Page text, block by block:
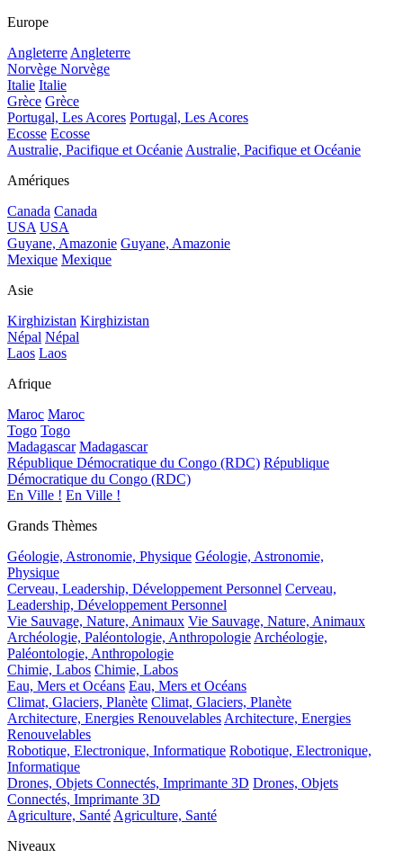
Europe
Angleterre Angleterre
Norvège Norvège
Italie Italie
Grèce Grèce
Portugal, Les Acores Portugal, Les Acores
Ecosse Ecosse
Australie, Pacifique et Océanie Australie, Pacifique et Océanie
Amériques
Canada Canada
USA USA
Guyane, Amazonie Guyane, Amazonie
Mexique Mexique
Asie
Kirghizistan Kirghizistan
Népal Népal
Laos Laos
Afrique
Maroc Maroc
Togo Togo
Madagascar Madagascar
République Démocratique du Congo (RDC) République
Démocratique du Congo (RDC)
En Ville ! En Ville !
Grands Thèmes
Géologie, Astronomie, Physique Géologie, Astronomie,
Physique
Cerveau, Leadership, Développement Personnel Cerveau,
Leadership, Développement Personnel
Vie Sauvage, Nature, Animaux Vie Sauvage, Nature, Animaux
Archéologie, Paléontologie, Anthropologie Archéologie,
Paléontologie, Anthropologie
Chimie, Labos Chimie, Labos
Eau, Mers et Océans Eau, Mers et Océans
Climat, Glaciers, Planète Climat, Glaciers, Planète
Architecture, Energies Renouvelables Architecture, Energies
Renouvelables
Robotique, Electronique, Informatique Robotique, Electronique,
Informatique
Drones, Objets Connectés, Imprimante 3D Drones, Objets
Connectés, Imprimante 3D
Agriculture, Santé Agriculture, Santé
Niveaux